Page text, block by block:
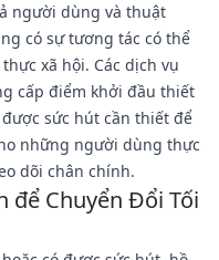
người dùng và thuật
có sự tương tác có thể
xã hội. Các dịch vụ
cấp điểm khởi đầu thiết
sức hút cần thiết để
những người dùng thực
dõi chân chính.
để Chuyển Đổi Tối